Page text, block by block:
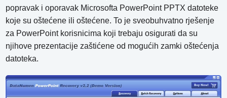
popravak i oporavak Microsofta PowerPoint PPTX datoteke
koje su oštećene ili oštećene. To je sveobuhvatno rješenje
za PowerPoint korisnicima koji trebaju osigurati da su
njihove prezentacije zaštićene od mogućih zamki oštećenja
datoteka.